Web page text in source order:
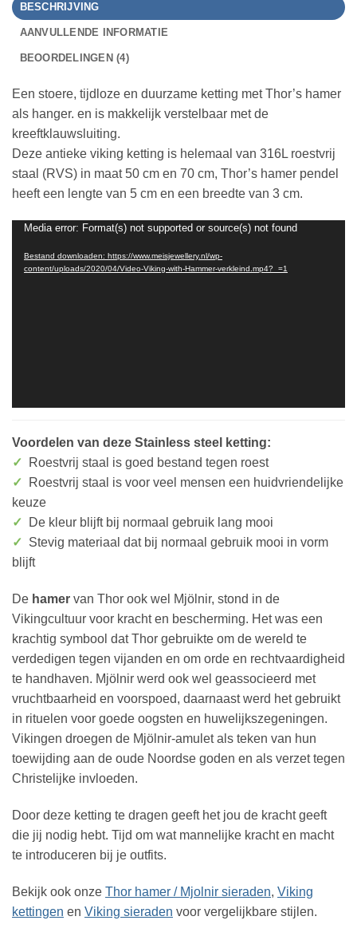
BESCHRIJVING
AANVULLENDE INFORMATIE
BEOORDELINGEN (4)
Een stoere, tijdloze en duurzame ketting met Thor’s hamer
als hanger. en is makkelijk verstelbaar met de
kreeftklauwsluiting.
Deze antieke viking ketting is helemaal van 316L roestvrij
staal (RVS) in maat 50 cm en 70 cm, Thor’s hamer pendel
heeft een lengte van 5 cm en een breedte van 3 cm.
Videospeler
Media error: Format(s) not supported or source(s) not found
Bestand downloaden: https://www.meisjewellery.nl/wp-
content/uploads/2020/04/Video-Viking-with-Hammer-verkleind.mp4?_=1
Voordelen van deze Stainless steel ketting:
✓
Roestvrij staal is goed bestand tegen roest
✓
Roestvrij staal is voor veel mensen een huidvriendelijke
keuze
✓
De kleur blijft bij normaal gebruik lang mooi
✓ Stevig materiaal dat bij normaal gebruik mooi in vorm
blijft
De hamer van Thor ook wel Mjölnir, stond in de
Vikingcultuur voor kracht en bescherming. Het was een
krachtig symbool dat Thor gebruikte om de wereld te
verdedigen tegen vijanden en om orde en rechtvaardigheid
te handhaven. Mjölnir werd ook wel geassocieerd met
vruchtbaarheid en voorspoed, daarnaast werd het gebruikt
in rituelen voor goede oogsten en huwelijkszegeningen.
Vikingen droegen de Mjölnir-amulet als teken van hun
toewijding aan de oude Noordse goden en als verzet tegen
Christelijke invloeden.
Door deze ketting te dragen geeft het jou de kracht geeft
die jij nodig hebt. Tijd om wat mannelijke kracht en macht
te introduceren bij je outfits.
Bekijk ook onze Thor hamer / Mjolnir sieraden, Viking
kettingen en Viking sieraden voor vergelijkbare stijlen.